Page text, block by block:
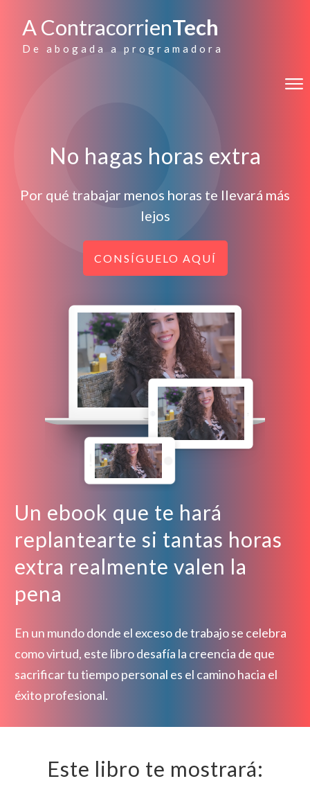
A ContracorrienTech
De abogada a programadora
No hagas horas extra
Por qué trabajar menos horas te llevará más
lejos
CONSÍGUELO AQUÍ
Un ebook que te hará
replantearte si tantas horas
extra realmente valen la
pena
En un mundo donde el exceso de trabajo se celebra
como virtud, este libro desafía la creencia de que
sacrificar tu tiempo personal es el camino hacia el
éxito profesional.
Este libro te mostrará: